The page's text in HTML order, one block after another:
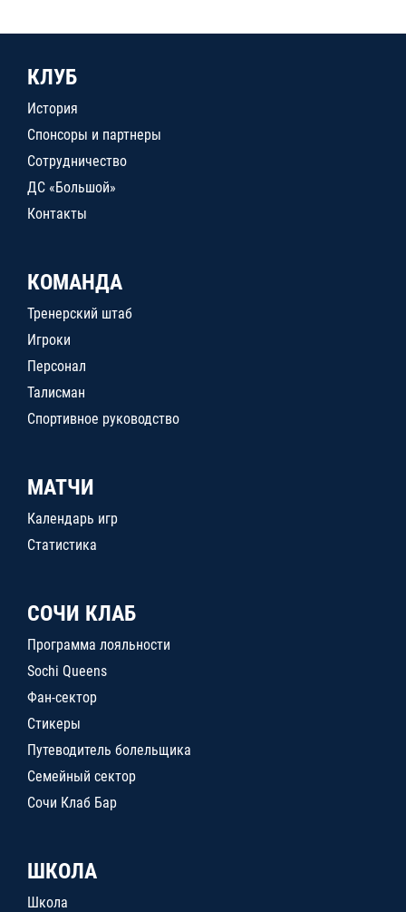
КЛУБ
История
Спонсоры и партнеры
Сотрудничество
ДС «Большой»
Контакты
КОМАНДА
Тренерский штаб
Игроки
Персонал
Талисман
Спортивное руководство
МАТЧИ
Календарь игр
Статистика
СОЧИ КЛАБ
Программа лояльности
Sochi Queens
Фан-сектор
Стикеры
Путеводитель болельщика
Семейный сектор
Сочи Клаб Бар
ШКОЛА
Школа